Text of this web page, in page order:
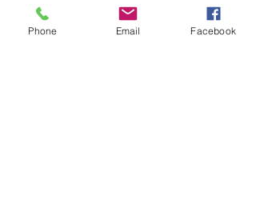
Phone Email Facebook